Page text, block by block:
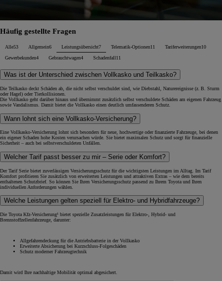
Häufig gestellte Fragen
Alle53 Allgemein6 Leistungsübersicht7 Telematik-Optionen11 Tariferweiterungen10
Gewerbekunden4 Gebrauchtwagen4 Schadenfall11
Was ist der Unterschied zwischen Vollkasko und Teilkasko?
Die Teilkasko deckt Schäden ab, die nicht selbst verschuldet sind, wie Diebstahl, Naturereignisse (z. B. Sturm
oder Hagel) oder Tierkollisionen.
Die Vollkasko geht darüber hinaus und übernimmt zusätzlich selbst verschuldete Schäden am eigenen Fahrzeug
sowie Vandalismus. Damit bietet die Vollkasko einen deutlich umfassenderen Schutz.
Wann lohnt sich eine Vollkasko-Versicherung?
Eine Vollkasko-Versicherung lohnt sich besonders für neue, hochwertige oder finanzierte Fahrzeuge, bei denen
ein eigener Schaden hohe Kosten verursachen würde. Sie bietet maximalen Schutz und sorgt für finanzielle
Sicherheit – auch bei selbstverschuldeten Unfällen.
Welcher Tarif passt besser zu mir – Serie oder Komfort?
Der Tarif Serie bietet zuverlässigen Versicherungsschutz für die wichtigsten Leistungen im Alltag. Im Tarif
Komfort profitieren Sie zusätzlich von erweiterten Leistungen und attraktiven Extras – wie dem bereits
enthaltenen Schutzbrief. So können Sie Ihren Versicherungsschutz passend zu Ihrem Toyota und Ihren
individuellen Anforderungen wählen.
Welche Leistungen gelten speziell für Elektro- und Hybridfahrzeuge?
Die Toyota Kfz-Versicherung¹ bietet spezielle Zusatzleistungen für Elektro-, Hybrid- und
Brennstoffzellenfahrzeuge, darunter:
Allgefahrendeckung für die Antriebsbatterie in der Vollkasko
Erweiterte Absicherung bei Kurzschluss-Folgeschäden
Schutz moderner Fahrzeugtechnik
Damit wird Ihre nachhaltige Mobilität optimal abgesichert.